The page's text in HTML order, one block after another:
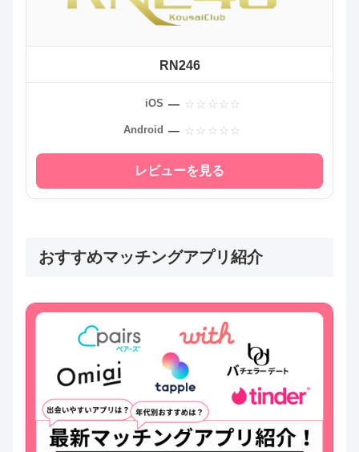
RN246
iOS —
Android —
レビューを見る
おすすめマッチングアプリ紹介